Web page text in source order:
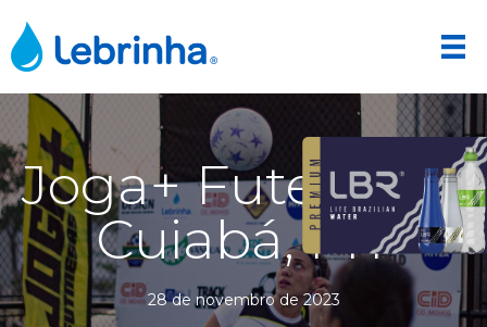
Joga+ Futemesa
Cuiabá, MT
28 de novembro de 2023